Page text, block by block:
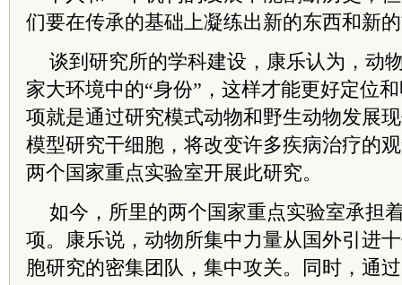
们要在传承的基础上凝练出新的东西和新
谈到研究所的学科建设，康乐认为，动
家大环境中的“身份”，这样才能更好定位
项就是通过研究模式动物和野生动物发展
模型研究干细胞，将改变许多疾病治疗的
两个国家重点实验室开展此研究。
如今，所里的两个国家重点实验室承担
项。康乐说，动物所集中力量从国外引进
胞研究的密集团队，集中攻关。同时，通